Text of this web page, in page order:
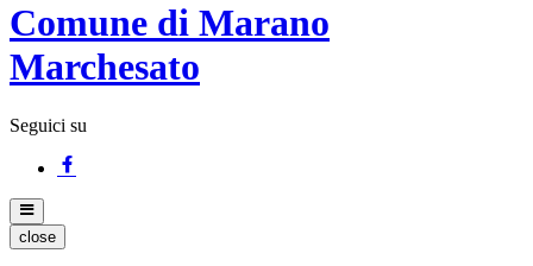
Comune di Marano
Marchesato
Seguici su
close